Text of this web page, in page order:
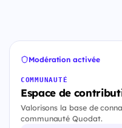
Modération activée
COMMUNAUTÉ
Espace de
Valorisons la base de
communauté Quodat.